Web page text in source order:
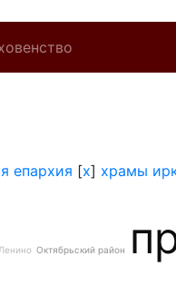
епархия [x] храмы
Октябрьский район